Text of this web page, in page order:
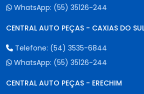
WhatsApp: (55) 35126-244
CENTRAL AUTO PEÇAS - CAXIAS DO
Telefone: (54) 3535-6844
WhatsApp: (55) 35126-244
CENTRAL AUTO PEÇAS - ERECHIM